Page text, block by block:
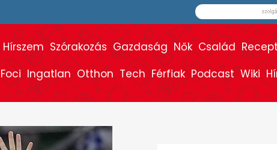
Hírszem Szórakozás Gazdaság Nők Család Recept
Foci Ingatlan Otthon Tech Férfiak Podcast Wiki